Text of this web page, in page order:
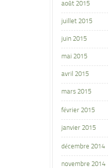
août 2015
juillet 2015
juin 2015
mai 2015
avril 2015
mars 2015
février 2015
janvier 2015
décembre 2014
novembre 2014